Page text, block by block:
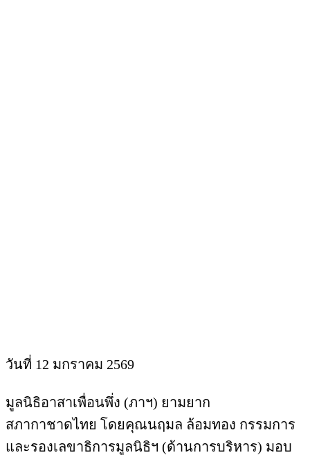
วันที่ 12 มกราคม 2569
มูลนิธิอาสาเพื่อนพึ่ง (ภาฯ) ยามยาก
สภากาชาดไทย โดยคุณนฤมล ล้อมทอง กรรมการ
และรองเลขาธิการมูลนิธิฯ (ด้านการบริหาร) มอบ